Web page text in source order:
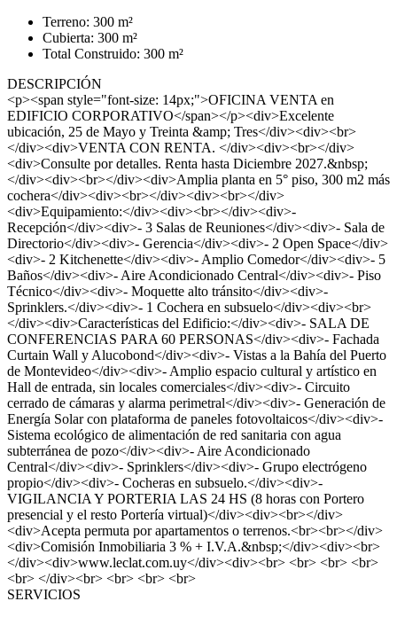
Terreno: 300 m²
Cubierta: 300 m²
Total Construido: 300 m²
DESCRIPCIÓN
<p><span style="font-size: 14px;">OFICINA VENTA en
EDIFICIO CORPORATIVO</span></p><div>Excelente
ubicación, 25 de Mayo y Treinta &amp; Tres</div><div><br>
</div><div>VENTA CON RENTA. </div><div><br></div>
<div>Consulte por detalles. Renta hasta Diciembre 2027.&nbsp;
</div><div><br></div><div>Amplia planta en 5° piso, 300 m2 más
cochera</div><div><br></div><div><br></div>
<div>Equipamiento:</div><div><br></div><div>-
Recepción</div><div>- 3 Salas de Reuniones</div><div>- Sala de
Directorio</div><div>- Gerencia</div><div>- 2 Open Space</div>
<div>- 2 Kitchenette</div><div>- Amplio Comedor</div><div>- 5
Baños</div><div>- Aire Acondicionado Central</div><div>- Piso
Técnico</div><div>- Moquette alto tránsito</div><div>-
Sprinklers.</div><div>- 1 Cochera en subsuelo</div><div><br>
</div><div>Características del Edificio:</div><div>- SALA DE
CONFERENCIAS PARA 60 PERSONAS</div><div>- Fachada
Curtain Wall y Alucobond</div><div>- Vistas a la Bahía del Puerto
de Montevideo</div><div>- Amplio espacio cultural y artístico en
Hall de entrada, sin locales comerciales</div><div>- Circuito
cerrado de cámaras y alarma perimetral</div><div>- Generación de
Energía Solar con plataforma de paneles fotovoltaicos</div><div>-
Sistema ecológico de alimentación de red sanitaria con agua
subterránea de pozo</div><div>- Aire Acondicionado
Central</div><div>- Sprinklers</div><div>- Grupo electrógeno
propio</div><div>- Cocheras en subsuelo.</div><div>-
VIGILANCIA Y PORTERIA LAS 24 HS (8 horas con Portero
presencial y el resto Portería virtual)</div><div><br></div>
<div>Acepta permuta por apartamentos o terrenos.<br><br></div>
<div>Comisión Inmobiliaria 3 % + I.V.A.&nbsp;</div><div><br>
</div><div>www.leclat.com.uy</div><div><br> <br> <br> <br>
<br> </div><br> <br> <br> <br>
SERVICIOS